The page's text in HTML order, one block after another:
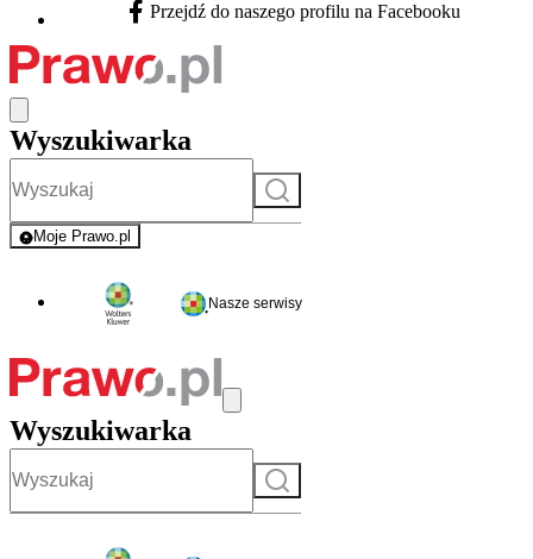
Facebook - otwiera się w nowej karcie
Przejdź do naszego profilu na Facebooku
Wyszukiwarka
Szukaj
Moje Prawo.pl
- rejestracja i logowanie do serwisu
Nasze serwisy
Wyszukiwarka
Szukaj